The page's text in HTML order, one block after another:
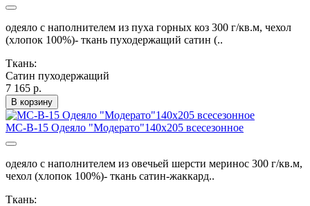
одеяло с наполнителем из пуха горных коз 300 г/кв.м, чехол
(хлопок 100%)- ткань пуходержащий сатин (..
Ткань:
Сатин пуходержащий
7 165 р.
В корзину
МС-В-15 Одеяло "Модерато"140х205 всесезонное
одеяло с наполнителем из овечьей шерсти меринос 300 г/кв.м,
чехол (хлопок 100%)- ткань сатин-жаккард..
Ткань: